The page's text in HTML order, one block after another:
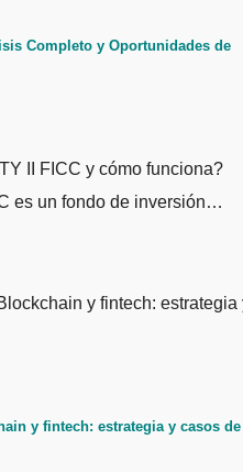
Completo y Oportunidades de
II FICC y cómo funciona?
es un fondo de inversión…
y fintech: estrategia y casos de